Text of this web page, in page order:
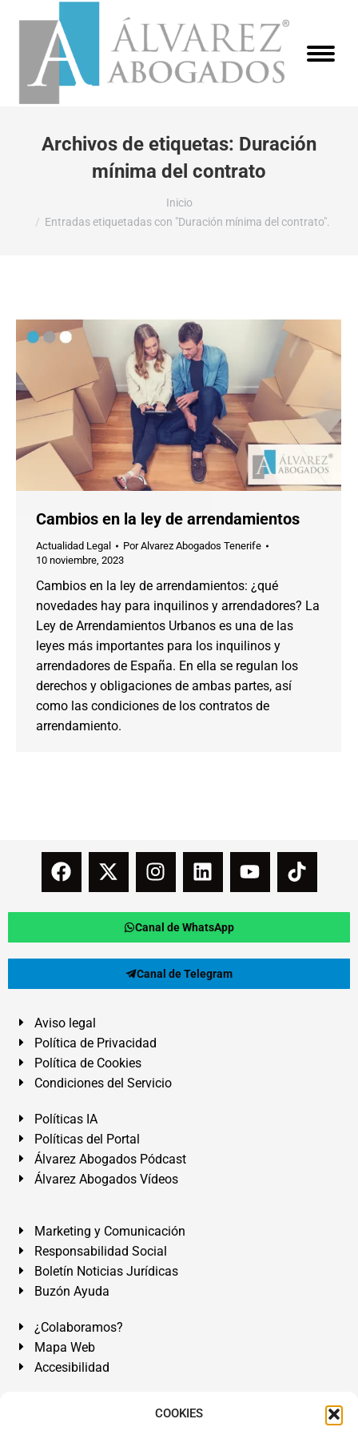
COOKIES
Archivos de etiquetas: Duración
mínima del contrato
Inicio
Entradas etiquetadas con "Duración mínima del contrato".
Cambios en la ley de arrendamientos
Actualidad Legal PorAlvarez Abogados Tenerife
10 noviembre, 2023
Cambios en la ley de arrendamientos: ¿qué
novedades hay para inquilinos y arrendadores? La
Ley de Arrendamientos Urbanos es una de las
leyes más importantes para los inquilinos y
arrendadores de España. En ella se regulan los
derechos y obligaciones de ambas partes, así
como las condiciones de los contratos de
arrendamiento.
Canal de WhatsApp
Canal de Telegram
Aviso legal
Política de Privacidad
Política de Cookies
Condiciones del Servicio
Políticas IA
Políticas del Portal
Álvarez Abogados Pódcast
Álvarez Abogados Vídeos
Marketing y Comunicación
Responsabilidad Social
Boletín Noticias Jurídicas
Buzón Ayuda
¿Colaboramos?
Mapa Web
Accesibilidad
Álvarez Abogados Tenerife:Calle Teobaldo Power Nº 7,